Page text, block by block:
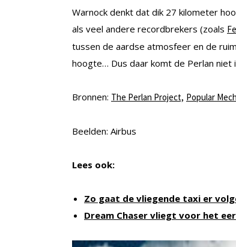
Warnock denkt dat dik 27 kilometer
als veel andere recordbrekers (zoals
tussen de aardse atmosfeer en de
hoogte… Dus daar komt de Perlan
Bronnen: The Perlan Project, Popular
Beelden: Airbus
Lees ook:
Zo gaat de vliegende taxi er
Dream Chaser vliegt voor het